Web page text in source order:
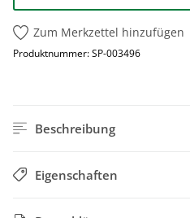
Zum Merkzettel hinzufügen
Produktnummer:SP-003496
Beschreibung
Eigenschaften